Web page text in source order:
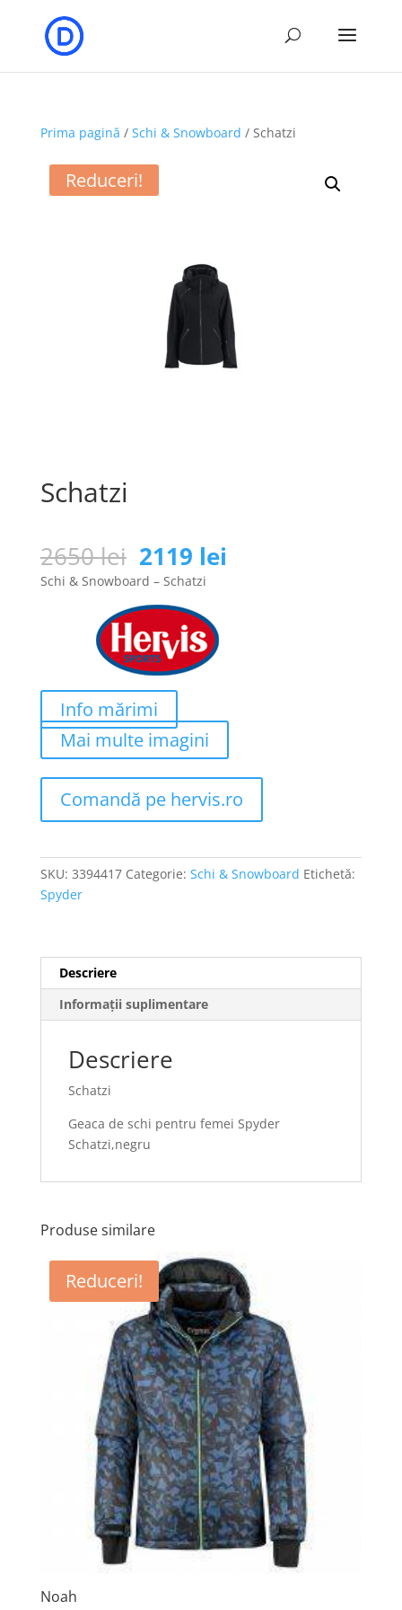
Prima pagină / Schi & Snowboard / Schatzi
Reduceri!
Schatzi
2650lei Prețul
inițial
a
fost:
2650 lei.
2119 lei
Schi & Snowboard – Schatzi
Info mărimi
Mai multe imagini
Comandă pe hervis.ro
SKU: 3394417 Categorie: Schi & Snowboard Etichetă:
Spyder
Descriere
Informații suplimentare
Descriere
Schatzi
Geaca de schi pentru femei Spyder
Schatzi,negru
Produse similare
Reduceri!
Noah